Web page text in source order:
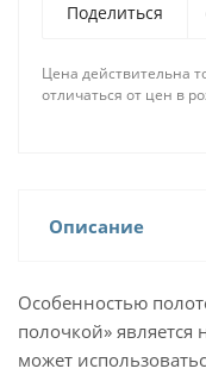
Поделиться
Цена действительна
отличаться от цен в
Описание
Особенностью
полочкой»
может